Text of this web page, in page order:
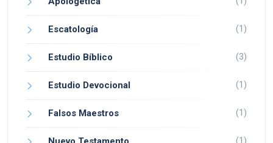
Escatología (1)
Estudio Bíblico (3)
Estudio Devocional (1)
Falsos Maestros (1)
(1)